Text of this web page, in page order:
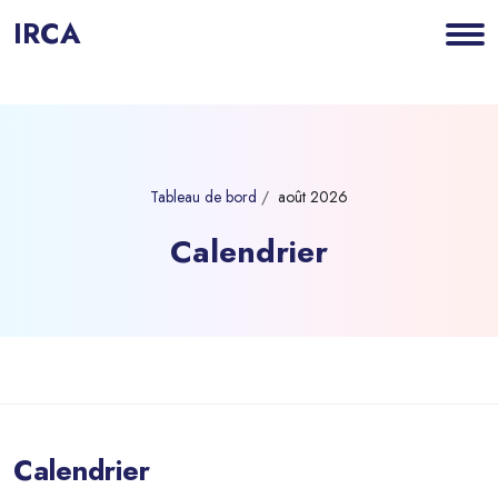
IRCA
Tableau de bord août 2026
Calendrier
Calendrier